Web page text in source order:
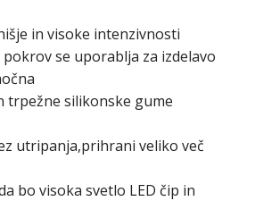
in visoke intenzivnosti
se uporablja za izdelavo
trpežne silikonske gume
utripanja,prihrani veliko več
bo visoka svetlo LED čip in